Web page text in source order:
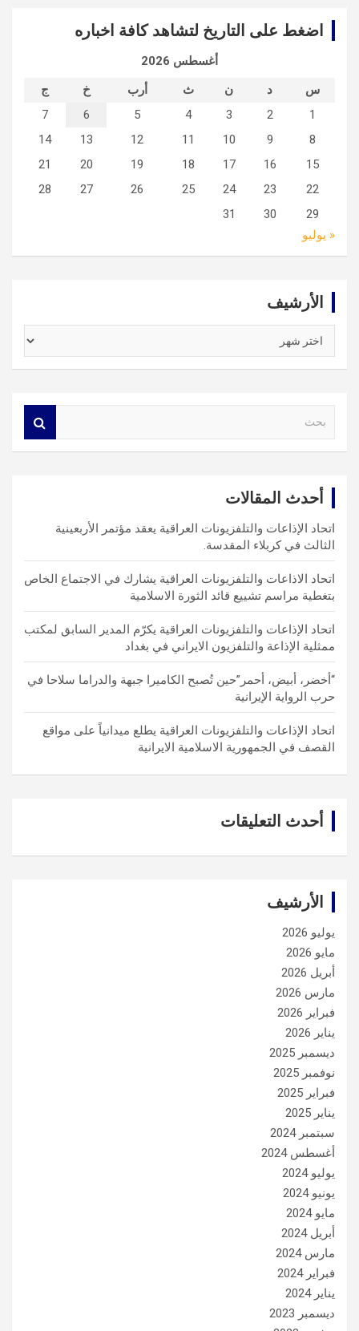
اضغط على التاريخ لتشاهد كافة اخباره
أغسطس 2026
س
د ن ث أرب خ
ج
1
2
3
4
5
6
7
8
9
10
11
12
13
14
15
16
17
18
19
20
21
22
23
24
25
26
27
28
29
30
31
« يوليو
الأرشيف
أحدث المقالات
اتحاد الإذاعات والتلفزيونات العراقية يعقد مؤتمر الأربعينية
الثالث في كربلاء المقدسة.
اتحاد الاذاعات والتلفزيونات العراقية يشارك في الاجتماع الخاص
بتغطية مراسم تشييع قائد الثورة الاسلامية
اتحاد الإذاعات والتلفزيونات العراقية يكرّم المدير السابق لمكتب
ممثلية الإذاعة والتلفزيون الايراني في بغداد
“أخضر، أبيض، أحمر”حين تُصبح الكاميرا جبهة والدراما سلاحا في
حرب الرواية الإيرانية
اتحاد الإذاعات والتلفزيونات العراقية يطلع ميدانياً على مواقع
القصف في الجمهورية الاسلامية الايرانية
أحدث التعليقات
الأرشيف
يوليو 2026
مايو 2026
أبريل 2026
مارس 2026
فبراير 2026
يناير 2026
ديسمبر 2025
نوفمبر 2025
فبراير 2025
يناير 2025
سبتمبر 2024
أغسطس 2024
يوليو 2024
يونيو 2024
مايو 2024
أبريل 2024
مارس 2024
فبراير 2024
يناير 2024
ديسمبر 2023